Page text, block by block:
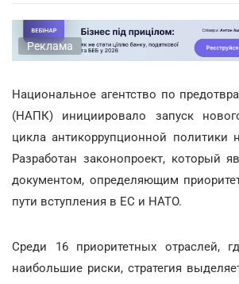
Реклама
Национальное агентство по
(НАПК) инициировало запуск нового
цикла антикоррупционной политики
Разработан законопроект, который
документом, определяющим
пути вступления в ЕС и НАТО.
Среди 16 приоритетных отраслей,
наибольшие риски, стратегия